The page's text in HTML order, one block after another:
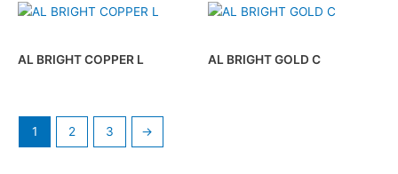
AL BRIGHT COPPER L AL BRIGHT GOLD C
1 2 3 →